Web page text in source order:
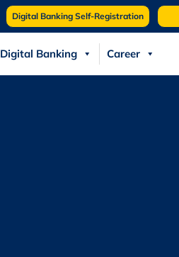
Digital Banking Self-Registration
Digital Banking Career